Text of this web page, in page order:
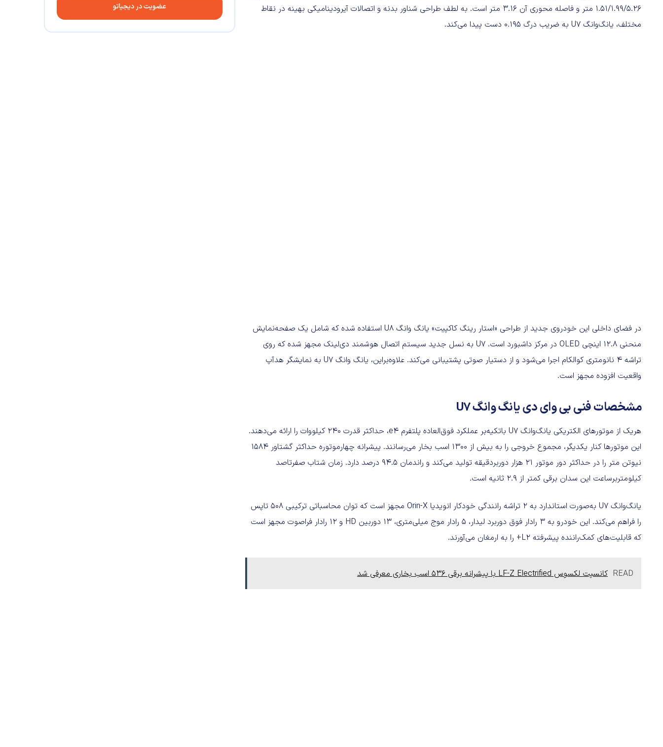
عضویت در دیجیاتو
۱.۵۱/۱.۹۹/۵.۲۶ متر و فاصله محوری آن ۳.۱۶ متر است. به لطف طراحی شناور بدنه و اتصالات آیرودینامیکی بهینه در نقاط
مختلف، یانگ‌وانگ U7 به ضریب درگ ۰.۱۹۵ دست پیدا می‌کند.
در فضای داخلی این خودروی جدید از طراحی «استار رینگ کاکپیت» یانگ وانگ U8 استفاده شده که شامل یک صفحه‌نمایش
منحنی ۱۲.۸ اینچی OLED در مرکز داشبورد است. U7 به نسل جدید سیستم اتصال هوشمند دی‌لینک مجهز شده که روی
تراشه ۴ نانومتری کوالکام اجرا می‌شود و از دستیار صوتی پشتیبانی می‌کند. علاوه‌بر‌این، یانگ وانگ U7 به نمایشگر هدآپ
واقعیت افزوده مجهز است.
مشخصات فنی بی وای دی یانگ وانگ U7
هریک از موتورهای الکتریکی یانگ‌وانگ U7 باتکیه‌بر عملکرد فوق‌العاده پلتفرم e4، حداکثر قدرت ۲۴۰ کیلووات را ارائه می‌دهند.
این موتورها کنار یکدیگر، مجموع خروجی را به بیش از ۱۳۰۰ اسب بخار می‌رسانند. پیشرانه چهارموتوره حداکثر گشتاور ۱۵۸۴
نیوتن متر را در حداکثر دور موتور ۲۱ هزار دوربردقیقه تولید می‌کند و راندمان ۹۴.۵ درصد دارد. زمان شتاب صفرتاصد
کیلومتربرساعت این سدان برقی کمتر از ۲.۹ ثانیه است.
یانگ‌وانگ U7 به‌صورت استاندارد به 2 تراشه رانندگی خودکار انویدیا Orin-X مجهز است که توان محاسباتی ترکیبی ۵۰۸ تاپس
را فراهم می‌کند. این خودرو به ۳ رادار فوق دوربرد لیدار، ۵ رادار موج میلی‌متری، ۱۳ دوربین HD و ۱۲ رادار فراصوت مجهز است
که قابلیت‌های کمک‌راننده پیشرفته L2+ را به ارمغان می‌آورند.
READ کانسپت لکسوس LF-Z Electrified با پیشرانه برقی ۵۳۶ اسب بخاری معرفی شد